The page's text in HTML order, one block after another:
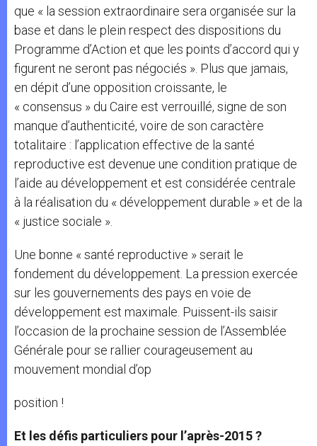
que « la session extraordinaire sera organisée sur la
base et dans le plein respect des dispositions du
Programme d’Action et que les points d’accord qui y
figurent ne seront pas négociés ». Plus que jamais,
en dépit d’une opposition croissante, le
« consensus » du Caire est verrouillé, signe de son
manque d’authenticité, voire de son caractère
totalitaire : l’application effective de la santé
reproductive est devenue une condition pratique de
l’aide au développement et est considérée centrale
à la réalisation du « développement durable » et de la
« justice sociale ».
Une bonne « santé reproductive » serait le
fondement du développement. La pression exercée
sur les gouvernements des pays en voie de
développement est maximale. Puissent-ils saisir
l’occasion de la prochaine session de l’Assemblée
Générale pour se rallier courageusement au
mouvement mondial d’op
position !
Et les défis particuliers pour l’après-2015 ?